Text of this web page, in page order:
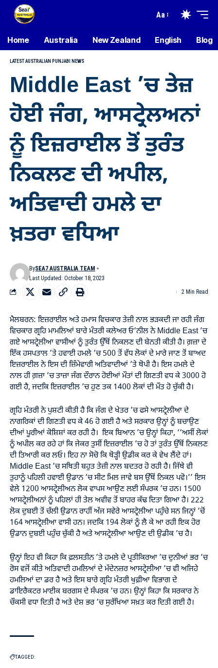
Aa
Home Australia New Zealand English Blog
LATEST AUSTRALIAN PUNJABI NEWS
Middle East ’ਚ ਤੇਜ਼
ਹੋਈ ਜੰਗ, ਆਸਟ੍ਰੇਲਅਨਾਂ
ਨੂੰ ਇਜ਼ਰਾਈਲ ਤੋਂ ਤੁਰੰਤ
ਨਿਕਲਣ ਦੀ ਅਪੀਲ,
ਅਤਿਵਾਦੀ ਹਮਲੇ ਦਾ
ਖ਼ਤਰਾ ਵਧਿਆ
Last Updated: October 18, 2023
BySEA7 AUSTRALIA TEAM
2 Min Read
ਮੈਲਬਰਨ: ਇਜ਼ਰਾਈਲ ਅਤੇ ਹਮਾਸ ਵਿਚਕਾਰ ਤੇਜ਼ੀ ਨਾਲ ਭੜਕਦੀ ਜਾ ਰਹੀ ਜੰਗ
ਵਿਚਕਾਰ ਗ੍ਰਹਿ ਮਾਮਲਿਆਂ ਬਾਰੇ ਮੰਤਰੀ ਕਲੇਅਰ ਓ’ਨੀਲ ਨੇ Middle East ’ਚ
ਗਏ ਆਸਟ੍ਰੇਲੀਆ ਵਾਸੀਆਂ ਨੂੰ ਤੁਰੰਤ ਉੱਥੋਂ ਨਿਕਲਣ ਦੀ ਬੇਨਤੀ ਕੀਤੀ ਹੈ। ਗ਼ਜ਼ਾ ਦੇ
ਇੱਕ ਹਸਪਤਾਲ ’ਤੇ ਹਵਾਈ ਹਮਲੇ ’ਚ 500 ਤੋਂ ਵੱਧ ਲੋਕਾਂ ਦੇ ਮਾਰੇ ਜਾਣ ਤੋਂ ਬਾਅਦ
ਇਜ਼ਰਾਈਲ ਨੇ ਇਸ ਦੀ ਜ਼ਿੰਮੇਵਾਰੀ ਅਤਿਵਾਦੀਆਂ ’ਤੇ ਥੋਪੀ ਹੈ। ਇਸ ਹਮਲੇ ਦੇ
ਨਾਲ ਹੀ ਗ਼ਜ਼ਾ ’ਚ ਤਾਜ਼ਾ ਜੰਗ ਦੌਰਾਨ ਹੋਈਆਂ ਮੌਤਾਂ ਦੀ ਗਿਣਤੀ ਵਧ ਕੇ 3000 ਹੋ
ਗਈ ਹੈ, ਜਦਕਿ ਇਜ਼ਰਾਈਲ ’ਚ ਹੁਣ ਤਕ 1400 ਲੋਕਾਂ ਦੀ ਮੌਤ ਹੋ ਚੁੱਕੀ ਹੈ।
ਗ੍ਰਹਿ ਮੰਤਰੀ ਨੇ ਪੁਸ਼ਟੀ ਕੀਤੀ ਹੈ ਕਿ ਜੰਗ ਦੇ ਖੇਤਰ ’ਚ ਫਸੇ ਆਸਟ੍ਰੇਲੀਆ ਦੇ
ਨਾਗਰਿਕਾਂ ਦੀ ਗਿਣਤੀ ਵਧ ਕੇ 46 ਹੋ ਗਈ ਹੈ ਅਤੇ ਸਰਕਾਰ ਉਨ੍ਹਾਂ ਨੂੰ ਬਚਾਉਣ
ਦੀਆਂ ਪੂਰੀਆਂ ਕੋਸ਼ਿਸ਼ਾਂ ਕਰ ਰਹੀ ਹੈ। ਇਕ ਬਿਆਨ ’ਚ ਉਨ੍ਹਾਂ ਕਿਹਾ, ‘‘ਅਸੀਂ ਲੋਕਾਂ
ਨੂੰ ਅਪੀਲ ਕਰ ਰਹੇ ਹਾਂ ਕਿ ਜੇਕਰ ਤੁਸੀਂ ਇਜ਼ਰਾਈਲ ’ਚ ਹੋ ਤਾਂ ਤੁਰੰਤ ਉੱਥੋਂ ਨਿਕਲਣ
ਦੀ ਤਿਆਰੀ ਕਰ ਲਓ। ਇਹ ਨਾ ਸੋਚੋ ਕਿ ਥੋੜ੍ਹੀ ਉਡੀਕ ਕਰ ਕੇ ਵੇਖ ਲੈਂਦੇ ਹਾਂ।
Middle East ’ਚ ਸਥਿਤੀ ਬਹੁਤ ਤੇਜ਼ੀ ਨਾਲ ਬਦਤਰ ਹੋ ਰਹੀ ਹੈ। ਜਿੱਥੇ ਵੀ
ਤੁਹਾਨੂੰ ਪਹਿਲੀ ਹਵਾਈ ਉਡਾਨ ’ਚ ਸੀਟ ਮਿਲ ਜਾਵੇ ਬਸ ਉੱਥੋਂ ਨਿਕਲ ਪਵੋ।’’ ਇਸ
ਵੇਲੇ 1200 ਆਸਟ੍ਰੇਲੀਅਨ ਲੋਕ ਵਾਪਸ ਆਉਣ ਲਈ ਸੰਪਰਕ ’ਚ ਹਨ। 1500
ਆਸਟ੍ਰੇਲੀਅਨਾਂ ਨੂੰ ਪਹਿਲਾਂ ਹੀ ਤੇਲ ਅਵੀਵ ਤੋਂ ਬਾਹਰ ਕੱਢ ਦਿਤਾ ਗਿਆ ਹੈ। 222
ਲੋਕ ਦੁਬਈ ਤੋਂ ਚੱਲੀ ਉਡਾਨ ਰਾਹੀਂ ਅੱਜ ਸਵੇਰੇ ਆਸਟ੍ਰੇਲੀਆ ਪਹੁੰਚੇ ਸਨ ਜਿਨ੍ਹਾਂ ’ਚੋਂ
164 ਆਸਟ੍ਰੇਲੀਆ ਵਾਸੀ ਹਨ। ਜਦਕਿ 194 ਲੋਕਾਂ ਨੂੰ ਲੈ ਕੇ ਆ ਰਹੀ ਇਕ ਹੋਰ
ਉਡਾਨ ਦੁਬਈ ਪਹੁੰਚ ਚੁੱਕੀ ਹੈ ਅਤੇ ਆਸਟ੍ਰੇਲੀਆ ਆਉਣ ਦੀ ਉਡੀਕ ’ਚ ਹੈ।
ਉਨ੍ਹਾਂ ਇਹ ਵੀ ਕਿਹਾ ਕਿ ਫ਼ਲਸਤੀਨ ’ਤੇ ਹਮਲੇ ਦੇ ਪ੍ਰਤੀਕਿਰਆ ’ਚ ਦੁਨੀਆਂ ਭਰ ’ਚ
ਰੋਸ ਵਜੋਂ ਕੀਤੇ ਅਤਿਵਾਦੀ ਹਮਲਿਆਂ ਦੇ ਮੱਦੇਨਜ਼ਰ ਆਸਟ੍ਰੇਲੀਆ ’ਚ ਵੀ ਅਜਿਹੇ
ਹਮਲਿਆਂ ਦਾ ਡਰ ਹੈ ਅਤੇ ਇਸ ਬਾਰੇ ਗ੍ਰਹਿ ਮੰਤਰੀ ਖੁਫ਼ੀਆ ਵਿਭਾਗ ਦੇ
ਡਾਇਰੈਕਟਰ ਮਾਈਕ ਬਰਗਸ ਦੇ ਸੰਪਰਕ ’ਚ ਹਨ। ਉਨ੍ਹਾਂ ਕਿਹਾ ਕਿ ਸਰਕਾਰ ਨੇ
ਚੌਕਸੀ ਵਧਾ ਦਿਤੀ ਹੈ ਅਤੇ ਦੇਸ਼ ਭਰ ’ਚ ਸੁਰੱਖਿਆ ਸਖ਼ਤ ਕਰ ਦਿਤੀ ਗਈ ਹੈ।
TAGGED: